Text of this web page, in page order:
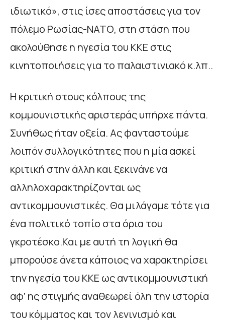
ιδιωτικό», στις ίσες αποστάσεις για τον
πόλεμο Ρωσίας-ΝΑΤΟ, στη στάση που
ακολούθησε η ηγεσία του ΚΚΕ στις
κινητοποιήσεις για το παλαιστινιακό κ.λπ..
Η κριτική στους κόλπους της
κομμουνιστικής αριστεράς υπήρχε πάντα.
Συνήθως ήταν οξεία. Ας φανταστούμε
λοιπόν συλλογικότητες που η μία ασκεί
κριτική στην άλλη και ξεκινάνε να
αλληλοχαρακτηρίζονται ως
αντικομμουνιστικές. Θα μιλάγαμε τότε για
ένα πολιτικό τοπίο στα όρια του
γκροτέσκο.Και με αυτή τη λογική θα
μπορούσε άνετα κάποιος να χαρακτηρίσει
την ηγεσία του ΚΚΕ ως αντικομμουνιστική
αφ’ ης στιγμής αναθεωρεί όλη την ιστορία
του κόμματος και τον λενινισμό και